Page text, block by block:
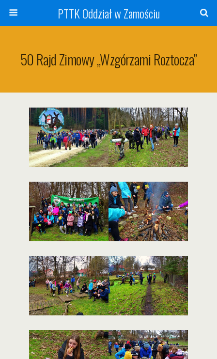
PTTK Oddział w Zamościu
50 Rajd Zimowy „Wzgórzami Roztocza”